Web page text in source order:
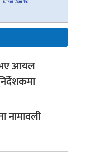
भए आयल
नामावली